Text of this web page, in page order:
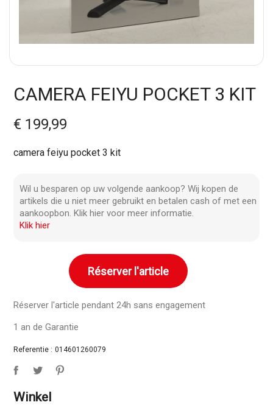
CAMERA FEIYU POCKET 3 KIT
€ 199,99
camera feiyu pocket 3 kit
Wil u besparen op uw volgende aankoop? Wij kopen de
artikels die u niet meer gebruikt en betalen cash of met een
aankoopbon. Klik hier voor meer informatie.
Klik hier
Réserver l'article
Réserver l'article pendant 24h sans engagement
1 an de Garantie
Referentie : 014601260079
Winkel